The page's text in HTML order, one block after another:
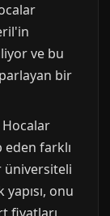
ve bu
bir
eden farklı
üniversiteli
onu